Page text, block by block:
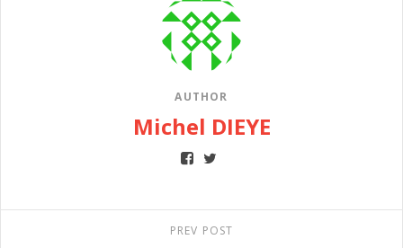
AUTHOR
Michel DIEYE
PREV POST